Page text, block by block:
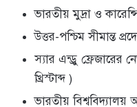
ভারতীয় মুদ্রা ও
উত্তর-পশ্চিম সীমান্ত
স্যার এন্ড্রু ফ্রেজারের
খ্রিস্টাব্দ )
ভারতীয় বিশ্ববিদ্যালয়